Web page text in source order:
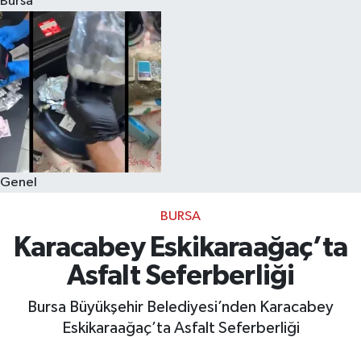
Genel
BURSA
Karacabey Eskikaraağaç’ta
Asfalt Seferberliği
Bursa Büyükşehir Belediyesi’nden Karacabey
Eskikaraağaç’ta Asfalt Seferberliği
Eğitim
Sağlık
Dünya
Magazin
Kültür & Sanat
Teknoloji
Bilim